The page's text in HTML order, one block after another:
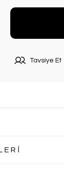
Tavsiye Et